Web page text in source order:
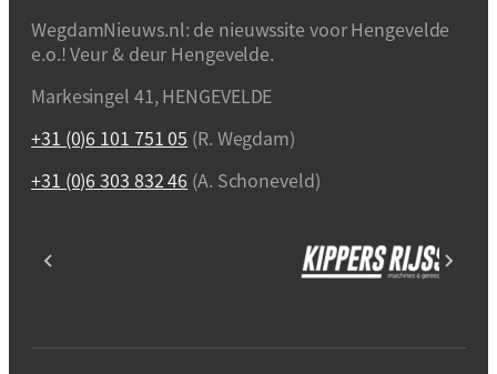
WegdamNieuws.nl: de nieuwssite voor Hengevelde
e.o.! Veur & deur Hengevelde.
Markesingel 41, HENGEVELDE
+31 (0)6 101 751 05 (R. Wegdam)
+31 (0)6 303 832 46 (A. Schoneveld)